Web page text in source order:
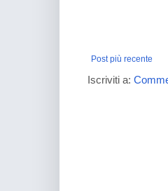
Post più recente
Iscriviti a: